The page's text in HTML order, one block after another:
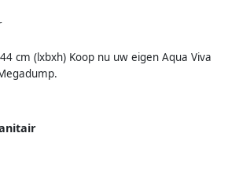
cm (lxbxh) Koop nu uw eigen Aqua Viva